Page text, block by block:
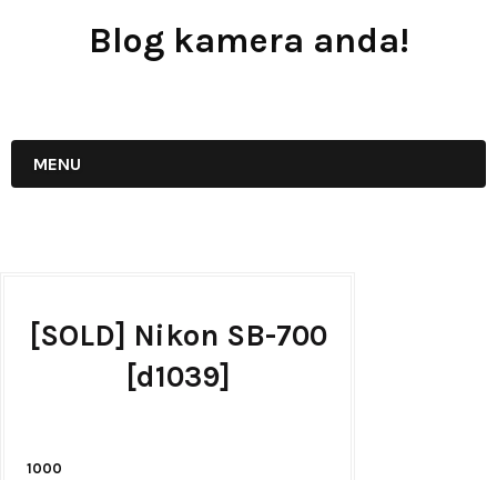
Blog kamera anda!
MENU
[SOLD] Nikon SB-700
[d1039]
1000